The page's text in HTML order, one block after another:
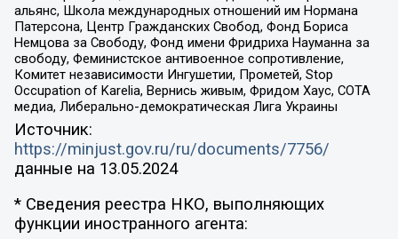
альянс, Школа международных отношений им Нормана
Патерсона, Центр Гражданских Свобод, Фонд Бориса
Немцова за Свободу, Фонд имени Фридриха Науманна за
свободу, Феминистское антивоенное сопротивление,
Комитет независимости Ингушетии, Прометей, Stop
Occupation of Karelia, Вернись живым, Фридом Хаус, СОТА
медиа, Либерально-демократическая Лига Украины
Источник:
https://minjust.gov.ru/ru/documents/7756/
данные на 13.05.2024
* Сведения реестра НКО, выполняющих
функции иностранного агента: